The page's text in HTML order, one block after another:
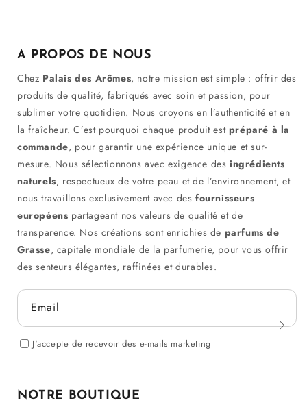
A PROPOS DE NOUS
Chez Palais des Arômes, notre mission est simple : offrir des
produits de qualité, fabriqués avec soin et passion, pour
sublimer votre quotidien. Nous croyons en l’authenticité et en
la fraîcheur. C’est pourquoi chaque produit est préparé à la
commande, pour garantir une expérience unique et sur-
mesure. Nous sélectionnons avec exigence desingrédients
naturels, respectueux de votre peau et de l’environnement, et
nous travaillons exclusivement avec desfournisseurs
européens partageant nos valeurs de qualité et de
transparence. Nos créations sont enrichies de parfums de
Grasse, capitale mondiale de la parfumerie, pour vous offrir
des senteurs élégantes, raffinées et durables.
Email
J'accepte de recevoir des e-mails marketing
NOTRE BOUTIQUE